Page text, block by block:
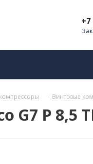
+7
- Винтовые
G7 P 8,5